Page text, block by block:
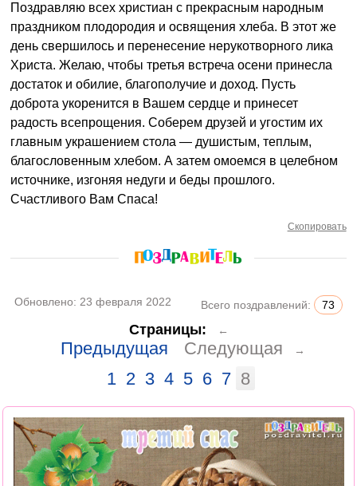
Поздравляю всех христиан с прекрасным народным
праздником плодородия и освящения хлеба. В этот же
день свершилось и перенесение нерукотворного лика
Христа. Желаю, чтобы третья встреча осени принесла
достаток и обилие, благополучие и доход. Пусть
доброта укоренится в Вашем сердце и принесет
радость всепрощения. Соберем друзей и угостим их
главным украшением стола — душистым, теплым,
благословенным хлебом. А затем омоемся в целебном
источнике, изгоняя недуги и беды прошлого.
Счастливого Вам Спаса!
Скопировать
Обновлено: 23 февраля 2022 Всего поздравлений: 73
Страницы: ←
Предыдущая Следующая →
1 2 3 4 5 6 7 8